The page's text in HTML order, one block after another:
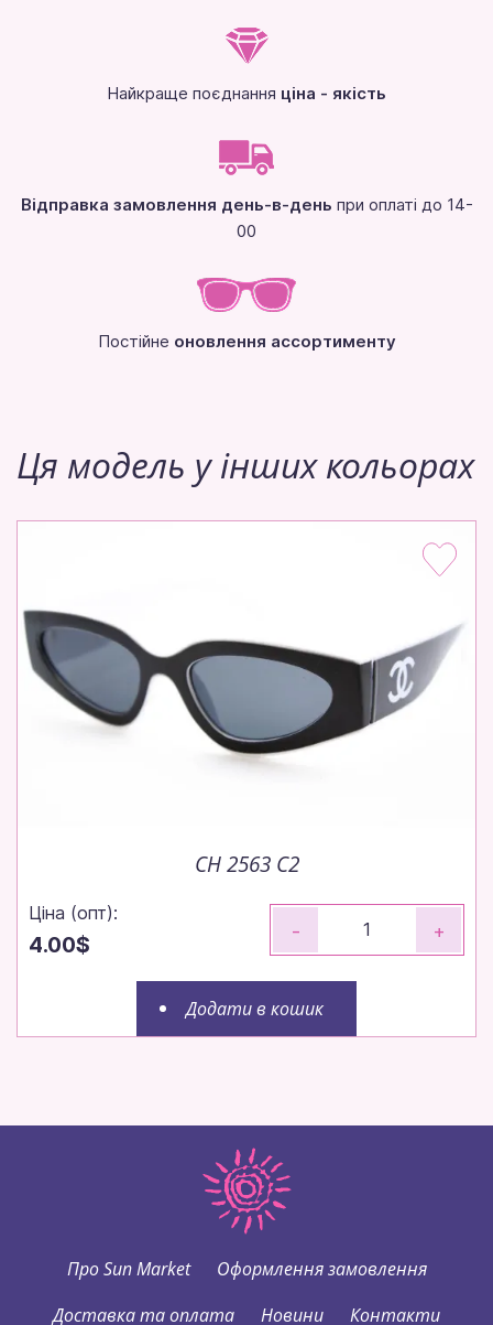
Найкраще поєднання ціна - якість
Відправка замовлення день-в-день при оплаті до 14-
00
Постійне оновлення ассортименту
Ця модель у інших кольорах
CH 2563 C2
Ціна (опт):
4.00$
- +
Додати в кошик
Про Sun Market
Оформлення замовлення
Доставка та оплата
Новини Контакти